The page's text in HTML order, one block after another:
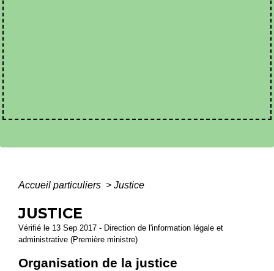
Accueil particuliers > Justice
JUSTICE
Vérifié le 13 Sep 2017 - Direction de l'information légale et
administrative (Première ministre)
Organisation de la justice